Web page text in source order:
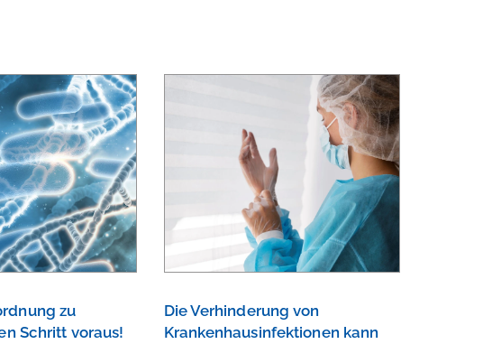
zu
Schritt voraus!
Die Verhinderung von
Krankenhausinfektionen kann